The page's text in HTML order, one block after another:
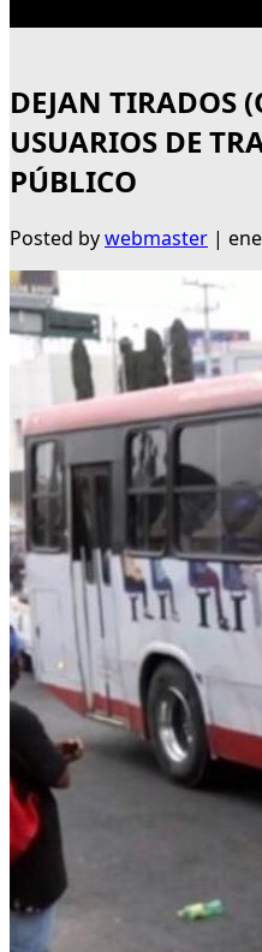
DEJAN TIRADOS
USUARIOS DE
PÚBLICO
Posted bywebmaster |